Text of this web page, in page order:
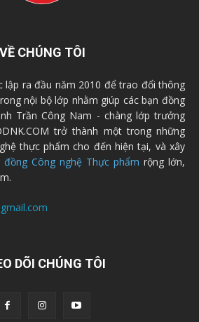
VỀ CHÚNG TÔI
lập ra đầu năm 2010 để trao đổi thông
nội bộ lớp nhằm giúp các bạn đồng
Trần Công Nam - chàng lớp trưởng
trở thành một trong những
thực phẩm cho đến hiện tại, và xây
đồng Công nghệ Thực phẩm rộng lớn,
DÕI CHÚNG TÔI